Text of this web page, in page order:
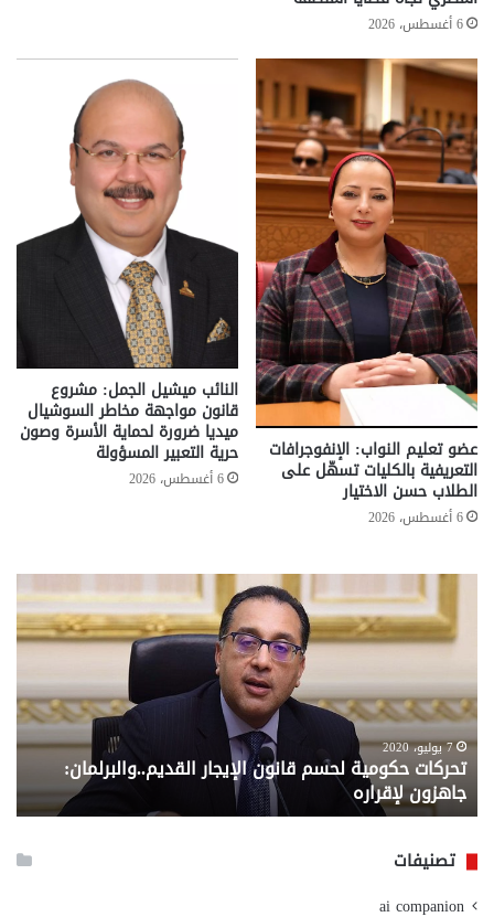
6 أغسطس، 2026
عضو تعليم النواب: الإنفوجرافات
التعريفية بالكليات تسهّل على
الطلاب حسن الاختيار
6 أغسطس، 2026
النائب ميشيل الجمل: مشروع
قانون مواجهة مخاطر السوشيال
ميديا ضرورة لحماية الأسرة وصون
حرية التعبير المسؤولة
6 أغسطس، 2026
تحركات
حكومية
لحسم
قانون
القديم..والبرلمان:
جاهزون
لإقراره
7 يوليو، 2020
تحركات حكومية لحسم قانون الإيجار القديم..والبرلمان:
جاهزون لإقراره
..
من
تصنيفات
ai companion